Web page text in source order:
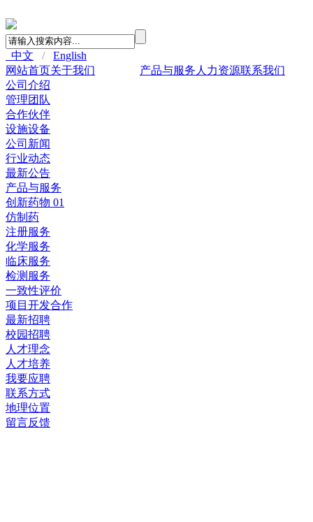
中文 /
English
网站首页关于我们 产品与服务 人力资源联系我们
公司介绍
管理团队
合作伙伴
设施设备
公司新闻
行业动态
最新公告
产品与服务
创新药物 01
仿制药
注册服务
化学服务
临床服务
检测服务
一致性评价
项目开发合作
最新招聘
校园招聘
人才理念
人才培养
我要应聘
联系方式
地理位置
留言反馈